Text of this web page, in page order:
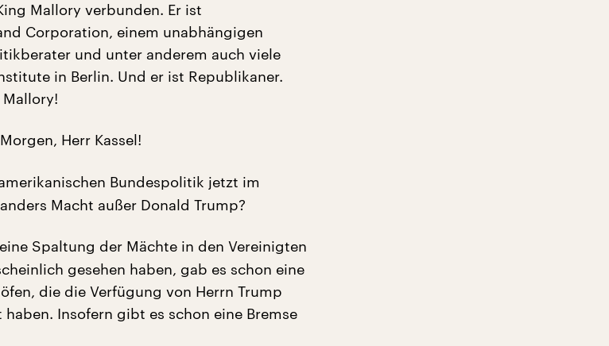
Mallory verbunden. Er ist
Corporation, einem unabhängigen
und unter anderem auch viele
in Berlin. Und er ist Republikaner.
Herr Kassel!
Bundespolitik jetzt im
Macht außer Donald Trump?
Spaltung der Mächte in den Vereinigten
gesehen haben, gab es schon eine
die die Verfügung von Herrn Trump
Insofern gibt es schon eine Bremse